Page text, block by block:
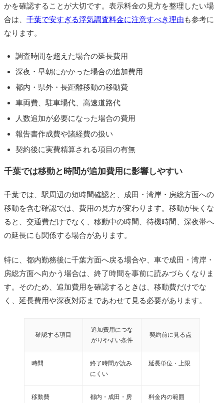
かを確認することが大切です。表示料金の見方を整理したい場
合は、 千葉で安すぎる浮気調査料金に注意すべき理由 も参考に
なります。
調査時間を超えた場合の延長費用
深夜・早朝にかかった場合の追加費用
都内・県外・長距離移動の移動費
車両費、駐車場代、高速道路代
人数追加が必要になった場合の費用
報告書作成費や諸経費の扱い
契約後に実費精算される項目の有無
千葉では移動と時間が追加費用に影響しやすい
千葉では、駅周辺の短時間確認と、成田・湾岸・房総方面への
移動を含む確認では、費用の見方が変わります。移動が長くな
ると、交通費だけでなく、移動中の時間、待機時間、深夜帯へ
の延長にも関係する場合があります。
特に、都内勤務後に千葉方面へ戻る場合や、車で成田・湾岸・
房総方面へ向かう場合は、終了時間を事前に読みづらくなりま
す。そのため、追加費用を確認するときは、移動費だけでな
く、延長費用や深夜対応まであわせて見る必要があります。
確認する項目
追加費用につな
がりやすい条件
契約前に見る点
時間
終了時間が読み
にくい
延長単位・上限
移動費
都内・成田・房
料金内の範囲